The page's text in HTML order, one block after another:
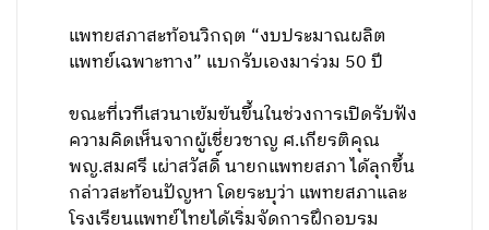
แพทยสภาสะท้อนวิกฤต “งบประมาณผลิต
แพทย์เฉพาะทาง” แบกรับเองมาร่วม 50 ปี
ขณะที่เวทีเสวนาเข้มข้นขึ้นในช่วงการเปิดรับฟัง
ความคิดเห็นจากผู้เชี่ยวชาญ ศ.เกียรติคุณ
พญ.สมศรี เผ่าสวัสดิ์ นายกแพทยสภา ได้ลุกขึ้น
กล่าวสะท้อนปัญหา โดยระบุว่า แพทยสภาและ
โรงเรียนแพทย์ไทยได้เริ่มจัดการฝึกอบรม